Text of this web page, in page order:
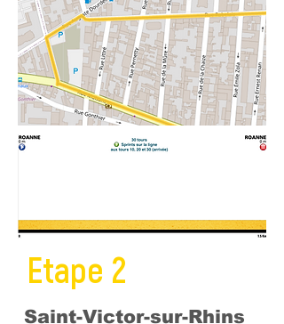
Etape 2
Saint-Victor-sur-Rhins